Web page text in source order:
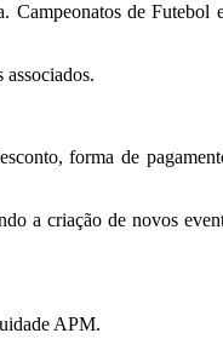
de Futebol
forma de
a criação de novos
APM.